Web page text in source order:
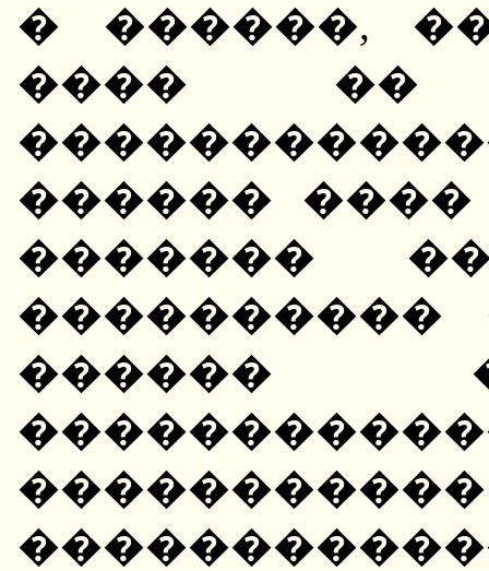
� ������,
���� ��
������
�������
����������
������